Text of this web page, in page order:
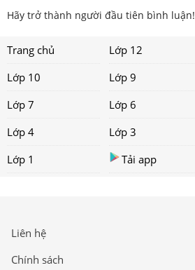
Hãy trở thành người đầu tiên bình luận!
Trang chủ Lớp 12
Lớp 10
Lớp 9
Lớp 7
Lớp 6
Lớp 4
Lớp 3
Lớp 1
Tải app
Liên hệ
Chính sách